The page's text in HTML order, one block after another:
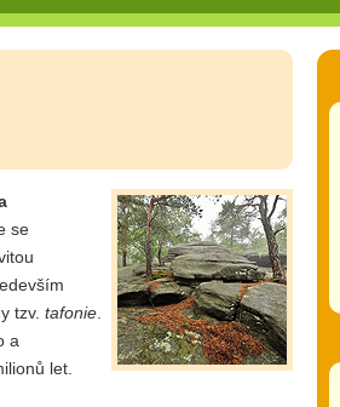
se
tzv. tafonie
a
let.